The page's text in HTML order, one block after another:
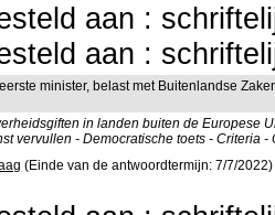
aan :
aan :
eerste minister, belast met Buitenlandse
in landen buiten de Europese
vervullen - Democratische toets - Criteria -
(Einde van de antwoordtermijn: 7/7/2022)